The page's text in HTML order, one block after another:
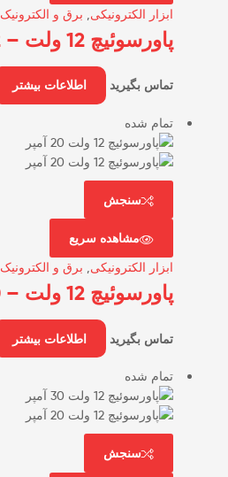
ابزار الکترونیکی برق و الکترونیک
پاورسوئیچ 12 ولت – 2 آمپر Edisun
تماس بگیرید اطلاعات بیشتر
تمام شده
سنجش
مشاهده سریع
ابزار الکترونیکی برق و الکترونیک
پاورسوئیچ 12 ولت – 20 آمپر Edisun
تماس بگیرید اطلاعات بیشتر
تمام شده
سنجش